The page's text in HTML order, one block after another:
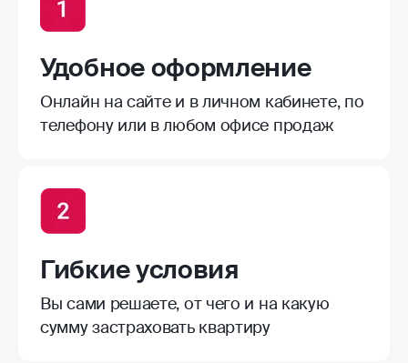
Удобное оформление
Онлайн на сайте и в личном кабинете, по
телефону или в любом офисе продаж
Гибкие условия
Вы сами решаете, от чего и на какую
сумму застраховать квартиру